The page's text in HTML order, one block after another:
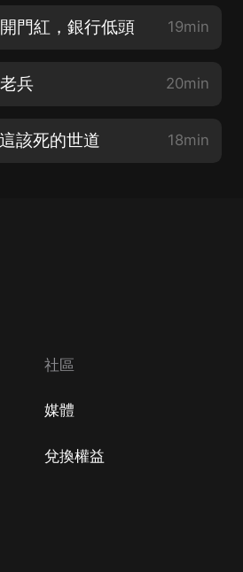
門紅，銀行低頭 19min
兵 20min
該死的世道 18min
社區
媒體
兌換權益